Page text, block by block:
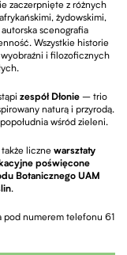
zaczerpnięte z różnych
żydowskimi,
scenografia
Wszystkie historie
i filozoficznych
zespół Dłonie– trio
naturą i przyrodą.
wśród zieleni.
liczne warsztaty
poświęcone
Botanicznego UAM
.
pod numerem telefonu 61